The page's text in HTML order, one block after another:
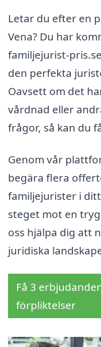
Letar du efter en
Vena? Du har
familjejurist-
den perfekta
Oavsett om det
vårdnad eller
frågor, så kan du
Genom vår
begära flera
familjejurister i
steget mot en
oss hjälpa dig att
juridiska
Få 3
förpliktelser